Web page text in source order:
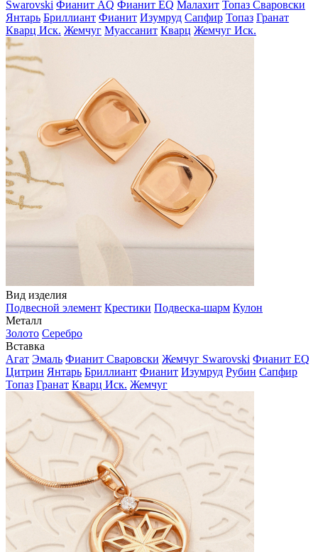
Swarovski Фианит AQ Фианит EQ Малахит Топаз Сваровски
Янтарь Бриллиант Фианит Изумруд Сапфир Топаз Гранат
Кварц Иск. Жемчуг Муассанит Кварц Жемчуг Иск.
Вид изделия
Подвесной элемент Крестики Подвеска-шарм Кулон
Металл
Золото Серебро
Вставка
Агат Эмаль Фианит Сваровски Жемчуг Swarovski Фианит EQ
Цитрин Янтарь Бриллиант Фианит Изумруд Рубин Сапфир
Топаз Гранат Кварц Иск. Жемчуг